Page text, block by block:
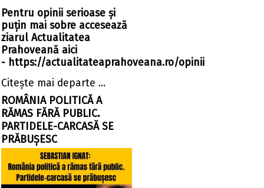
Pentru opinii serioase și
puțin mai sobre accesează
ziarul Actualitatea
Prahoveană aici
- https://actualitateaprahoveana.ro/opinii
Citeşte mai departe ...
ROMÂNIA POLITICĂ A
RĂMAS FĂRĂ PUBLIC.
PARTIDELE-CARCASĂ SE
PRĂBUȘESC